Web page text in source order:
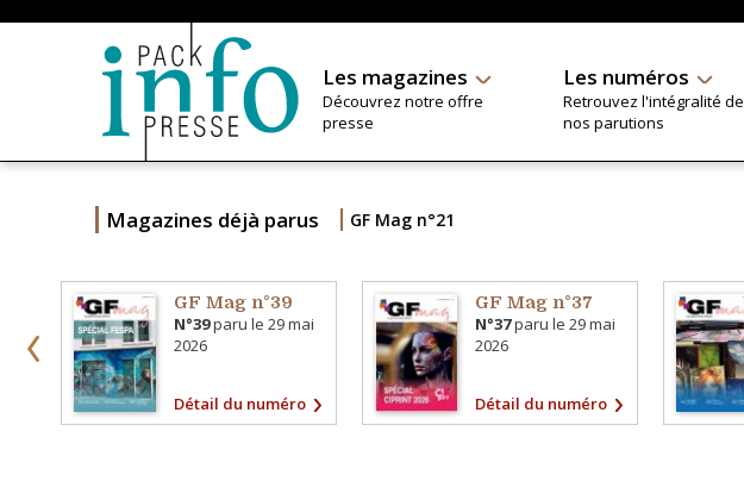
Les magazines
Découvrez notre offre
presse
Les numéros
Retrouvez l'intégralité de
nos parutions
Magazines déjà parus GF Mag n°21
GF Mag n°39
N°39paru le29 mai
2026
Détail du numéro
GF Mag n°37
N°37paru le29 mai
2026
Détail du numéro